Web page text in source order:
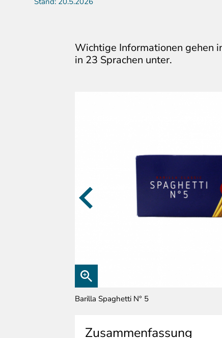
Wichtige Informationen gehen
in 23 Sprachen unter.
Barilla Spaghetti N° 5
Zusammenfassung